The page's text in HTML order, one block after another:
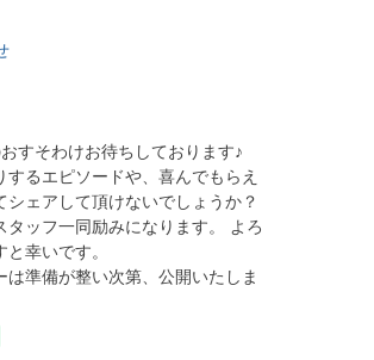
すそわけお待ちしております♪
るエピソードや、喜んでもらえ
ェアして頂けないでしょうか？
ッフ一同励みになります。 よろ
幸いです。
準備が整い次第、公開いたしま